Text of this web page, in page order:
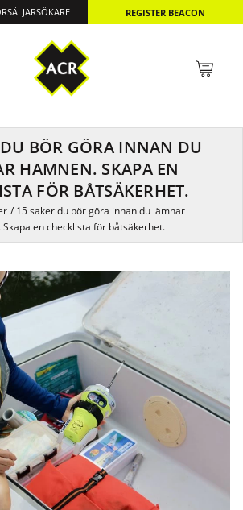
BÖR GÖRA INNAN DU
HAMNEN. SKAPA EN
FÖR BÅTSÄKERHET.
/15 saker du bör göra innan du lämnar
Skapa en checklista för båtsäkerhet.
REGISTER BEACON